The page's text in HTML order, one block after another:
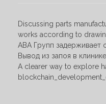
Discussing parts
works according to
АВА Групп задерживает
Вывод из запоя в
A clearer way to explore